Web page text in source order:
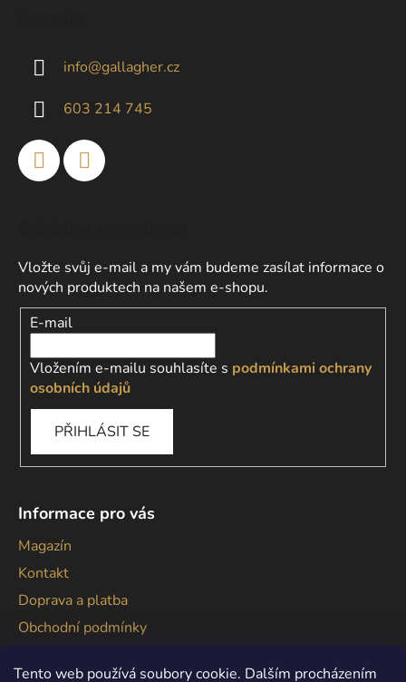
Tento web používá soubory cookie. Dalším procházením
info@gallagher.cz
603 214 745
Vložte svůj e-mail a my vám budeme zasílat informace o
nových produktech na našem e-shopu.
E-mail
Vložením e-mailu souhlasíte s podmínkami ochrany
osobních údajů
PŘIHLÁSIT SE
Informace pro vás
Magazín
Kontakt
Doprava a platba
Obchodní podmínky